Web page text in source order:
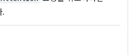
.